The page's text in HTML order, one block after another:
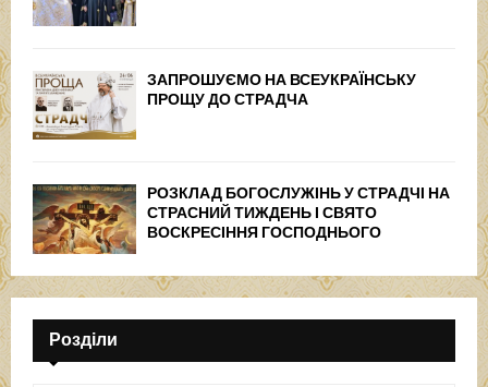
ЗАПРОШУЄМО НА ВСЕУКРАЇНСЬКУ
ПРОЩУ ДО СТРАДЧА
РОЗКЛАД БОГОСЛУЖІНЬ У СТРАДЧІ НА
СТРАСНИЙ ТИЖДЕНЬ І СВЯТО
ВОСКРЕСІННЯ ГОСПОДНЬОГО
Розділи